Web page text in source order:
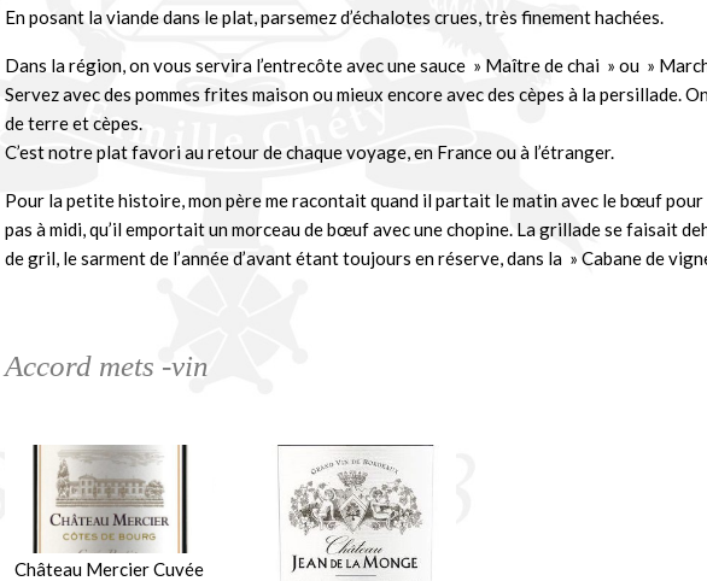
En posant la viande dans le plat, parsemez d’échalotes crues, très finement hachées.
Dans la région, on vous servira l’entrecôte avec une sauce » Maître de chai » ou »
Servez avec des pommes frites maison ou mieux encore avec des cèpes à la persillade.
de terre et cèpes.
C’est notre plat favori au retour de chaque voyage, en France ou à l’étranger.
Pour la petite histoire, mon père me racontait quand il partait le matin avec le bœuf
pas à midi, qu’il emportait un morceau de bœuf avec une chopine. La grillade se faisait
de gril, le sarment de l’année d’avant étant toujours en réserve, dans la » Cabane de
Accord mets -vin
Château Mercier Cuvée